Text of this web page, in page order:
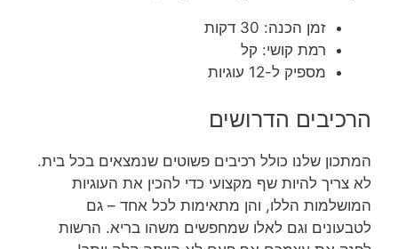
זמן הכנה: 30 דקות
רמת קושי: קל
מספיק ל-12 עוגיות
הרכיבים הדרושים
המתכון שלנו כולל רכיבים פשוטים שנמצאים בכל בית.
לא צריך להיות שף מקצועי כדי להכין את העוגיות
המושלמות הללו, והן מתאימות לכל אחד – גם
לטבעונים וגם לאלו שמחפשים משהו בריא. הרשות